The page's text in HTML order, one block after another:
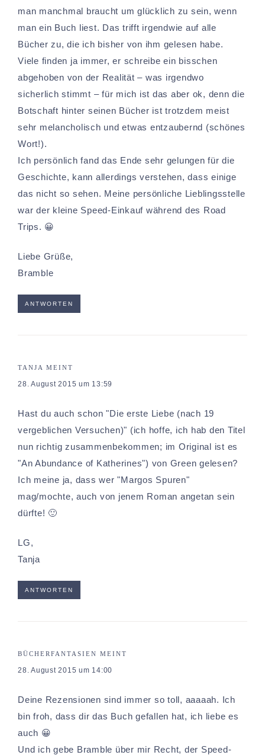
man manchmal braucht um glücklich zu sein, wenn
man ein Buch liest. Das trifft irgendwie auf alle
Bücher zu, die ich bisher von ihm gelesen habe.
Viele finden ja immer, er schreibe ein bisschen
abgehoben von der Realität – was irgendwo
sicherlich stimmt – für mich ist das aber ok, denn die
Botschaft hinter seinen Bücher ist trotzdem meist
sehr melancholisch und etwas entzaubernd (schönes
Wort!).
Ich persönlich fand das Ende sehr gelungen für die
Geschichte, kann allerdings verstehen, dass einige
das nicht so sehen. Meine persönliche Lieblingsstelle
war der kleine Speed-Einkauf während des Road
Trips. 😀
Liebe Grüße,
Bramble
ANTWORTEN
TANJA MEINT
28. August 2015 um 13:59
Hast du auch schon "Die erste Liebe (nach 19
vergeblichen Versuchen)" (ich hoffe, ich hab den Titel
nun richtig zusammenbekommen; im Original ist es
"An Abundance of Katherines") von Green gelesen?
Ich meine ja, dass wer "Margos Spuren"
mag/mochte, auch von jenem Roman angetan sein
dürfte! 🙂
LG,
Tanja
ANTWORTEN
BÜCHERFANTASIEN MEINT
28. August 2015 um 14:00
Deine Rezensionen sind immer so toll, aaaaah. Ich
bin froh, dass dir das Buch gefallen hat, ich liebe es
auch 😀
Und ich gebe Bramble über mir Recht, der Speed-